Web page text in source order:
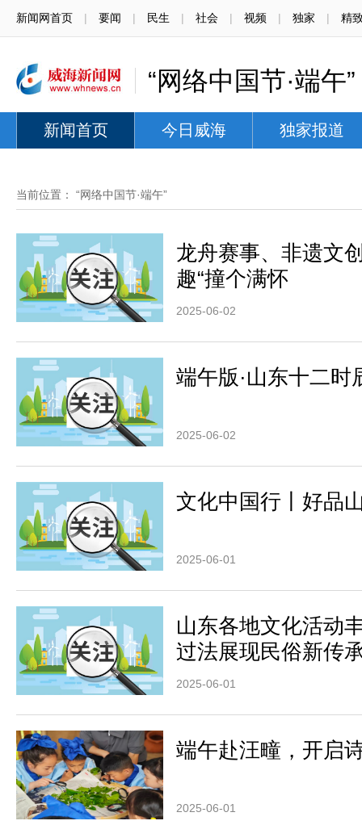
新闻网首页 | 要闻 | 民生 | 社会 | 视频 | 独家 | 精
“网络中国节·端午”
新闻首页 今日威海 独家报道
当前位置： “网络中国节·端午”
龙舟赛事、非遗文
趣“撞个满怀
2025-06-02
端午版·山东十二时
2025-06-02
文化中国行丨好品
2025-06-01
山东各地文化活动
过法展现民俗新传
2025-06-01
端午赴汪疃，开启
2025-06-01